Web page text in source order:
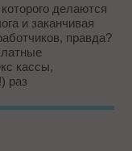
делаются
и заканчивая
правда?
кассы,
раз
раза -
октобер